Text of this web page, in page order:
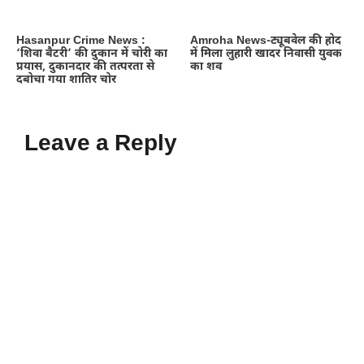
Hasanpur Crime News :
‘शिवा बैटरी’ की दुकान में चोरी का
प्रयास, दुकानदार की तत्परता से
दबोचा गया शातिर चोर
Amroha News-ट्यूबवेल की होद
में मिला लुहारी खादर निवासी युवक
का शव
Leave a Reply